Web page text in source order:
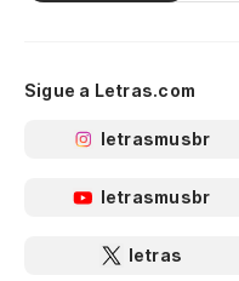
Sigue a Letras.com
letrasmusbr
letrasmusbr
letras